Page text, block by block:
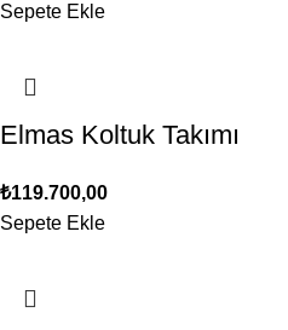
Sepete Ekle
Elmas Koltuk Takımı
₺119.700,00
Sepete Ekle